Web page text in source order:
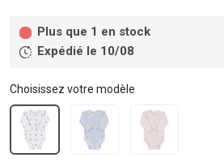
Plus que 1 en stock
Expédié le 10/08
Choisissez votre modèle